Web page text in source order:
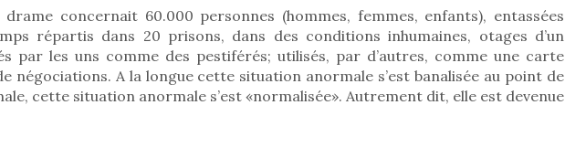
concernait 60.000 personnes (hommes, femmes, enfants), entassées
répartis dans 20 prisons, dans des conditions inhumaines, otages d’un
par les uns comme des pestiférés; utilisés, par d’autres, comme une carte
négociations. A la longue cette situation anormale s’est banalisée au point de
cette situation anormale s’est «normalisée». Autrement dit, elle est devenue